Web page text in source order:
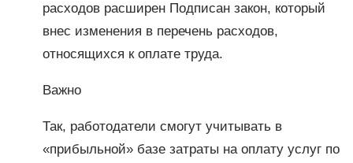
расходов расширен Подписан закон, который
внес изменения в перечень расходов,
относящихся к оплате труда.
Важно
Так, работодатели смогут учитывать в
«прибыльной» базе затраты на оплату услуг по